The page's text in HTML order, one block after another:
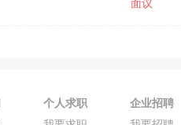
面议
个人求职
企业招聘